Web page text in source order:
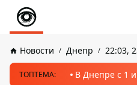
Новости Днепр 22:03,
ТОПТЕМА: В Днепре с 1